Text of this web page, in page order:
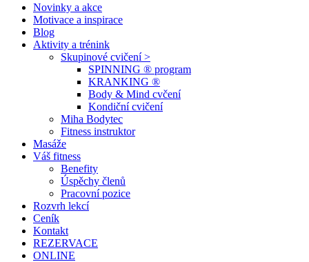
Novinky a akce
Motivace a inspirace
Blog
Aktivity a trénink
Skupinové cvičení >
SPINNING ® program
KRANKING ®
Body & Mind cvčení
Kondiční cvičení
Miha Bodytec
Fitness instruktor
Masáže
Váš fitness
Benefity
Úspěchy členů
Pracovní pozice
Rozvrh lekcí
Ceník
Kontakt
REZERVACE
ONLINE